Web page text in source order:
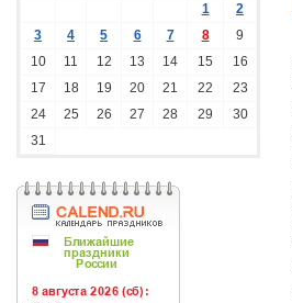
1
2
3
4 5 6 7 8
9
10
11 12 13 14 15
16
17
18 19 20 21 22
23
24
25 26 27 28 29
30
31